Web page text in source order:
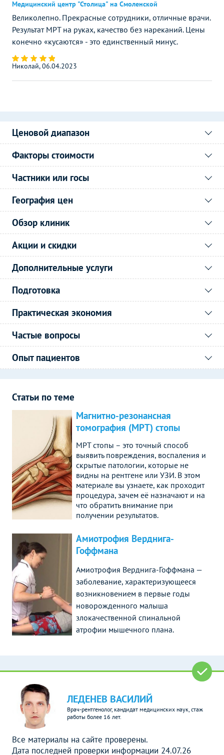
Медицинский центр "Столица" на Смоленской
Великолепно. Прекрасные сотрудники, отличные врачи.
Результат МРТ на руках, качество без нареканий. Цены
конечно «кусаются» - это единственный минус.
Николай, 06.04.2023
Ценовой диапазон
Факторы стоимости
Частники или госы
География цен
Обзор клиник
Акции и скидки
Дополнительные услуги
Подготовка
Практическая экономия
Частые вопросы
Опыт пациентов
Статьи по теме
Магнитно-резонансная
томография (МРТ) стопы
МРТ стопы – это точный способ
выявить повреждения, воспаления и
скрытые патологии, которые не
видны на рентгене или УЗИ. В этом
материале вы узнаете, как проходит
процедура, зачем её назначают и на
что обратить внимание при
получении результатов.
Амиотрофия Верднига-
Гоффмана
Амиотрофия Верднига-Гоффмана —
заболевание, характеризующееся
возникновением в первые годы
новорожденного малыша
злокачественной спинальной
атрофии мышечного плана.
ЛЕДЕНЕВ ВАСИЛИЙ
Врач-рентгенолог, кандидат медицинских наук, стаж
работы более 16 лет.
Все материалы на сайте проверены.
Дата последней проверки информации 24.07.26